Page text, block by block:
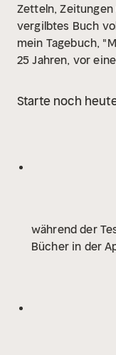
Zetteln,
vergilbtes Buch
mein Tagebuch,
25 Jahren, vor
Altpapier.
Es ist
beginnen?
Ein
eine
ist aus Cora
langen Liebe,
Starte noch
während der
Bücher in der